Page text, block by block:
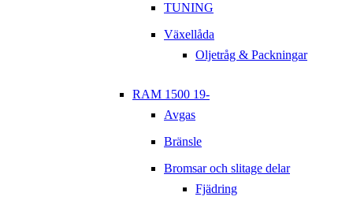
TUNING
Växellåda
Oljetråg & Packningar
RAM 1500 19-
Avgas
Bränsle
Bromsar och slitage delar
Fjädring